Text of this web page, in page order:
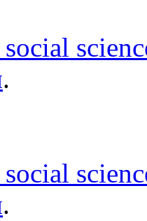
.
.